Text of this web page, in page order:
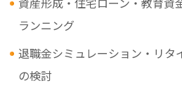
ランニング
退職金シミュレーション・リタ
の検討